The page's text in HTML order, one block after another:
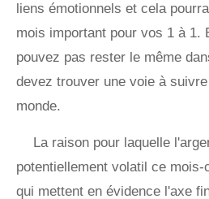
liens émotionnels et cela
mois important pour vos 1 à 1.
pouvez pas rester le même
devez trouver une voie à
monde.
La raison pour laquelle
potentiellement volatil ce
qui mettent en évidence l'axe